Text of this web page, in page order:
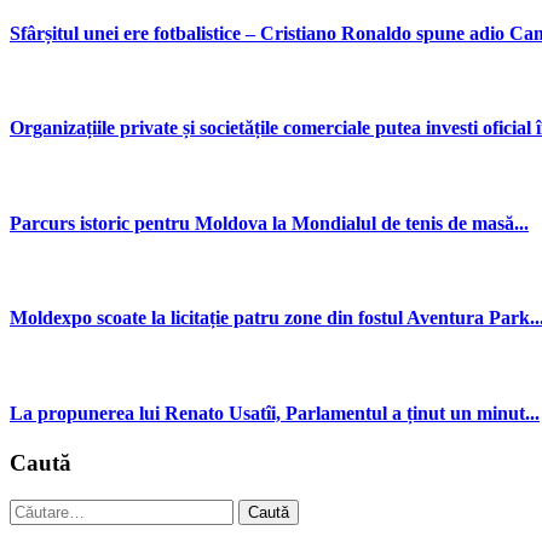
Sfârșitul unei ere fotbalistice – Cristiano Ronaldo spune adio
Organizațiile private și societățile comerciale putea investi oficial
Parcurs istoric pentru Moldova la Mondialul de tenis de masă...
Moldexpo scoate la licitație patru zone din fostul Aventura
La propunerea lui Renato Usatîi, Parlamentul a ținut un minut...
Caută
Caută
după: